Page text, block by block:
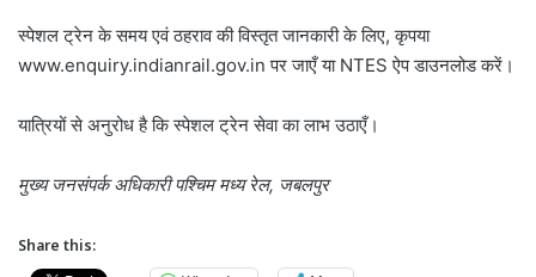
स्पेशल ट्रेन के समय एवं ठहराव की विस्तृत जानकारी के लिए, कृपया
www.enquiry.indianrail.gov.in पर जाएँ या NTES ऐप डाउनलोड करें।
यात्रियों से अनुरोध है कि स्पेशल ट्रेन सेवा का लाभ उठाएँ।
मुख्य जनसंपर्क अधिकारी पश्चिम मध्य रेल, जबलपुर
Share this: